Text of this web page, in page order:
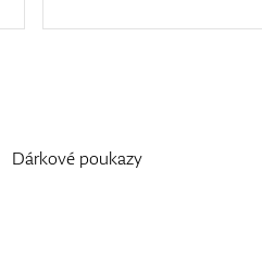
Dárkové poukazy